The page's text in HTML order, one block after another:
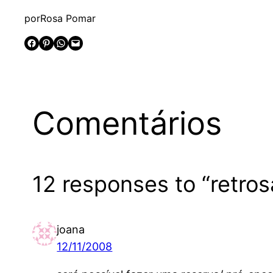
porRosa Pomar
Share on Facebook
Share on Pinterest Share on WhatsApp Email this Page
Comentários
12 responses to
joana
12/11/2008